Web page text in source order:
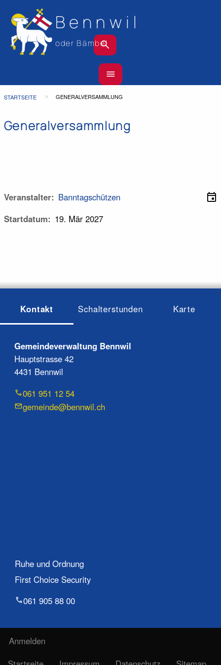
Bennwil
oder Bämbel
search
Hauptnavigation
Top
Bar
menu
Pfadnavigation
STARTSEITE GENERALVERSAMMLUNG
Generalversammlung
event
Veranstalter
Banntagschützen
Startdatum
19. Mär 2027
Kontakt Schalterstunden Karte
Gemeindeverwaltung Bennwil
Hauptstrasse 42
4431 Bennwil
061 951 12 54
gemeinde@bennwil.ch
Ruhe und Ordnung
First Choice Security
061 905 88 00
Benutzermenü
Anmelden
Fußzeile